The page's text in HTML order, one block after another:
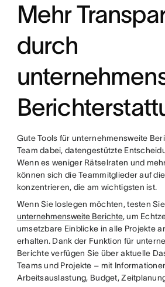
Mehr
durch
Gute Tools für unternehmensweite
Team dabei, datengestützte
Wenn es weniger Rätselraten und
können sich die Teammitglieder auf
konzentrieren, die am wichtigsten ist.
Wenn Sie loslegen möchten, testen
unternehmensweite Berichte, um
umsetzbare Einblicke in alle Projekte
erhalten. Dank der Funktion für
Berichte verfügen Sie über aktuelle
Teams und Projekte – mit
Arbeitsauslastung, Budget,